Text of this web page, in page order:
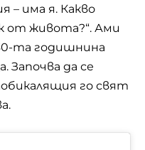
– има я. Какво
от живота?“. Ами
та годишнина
Започва да се
го свят